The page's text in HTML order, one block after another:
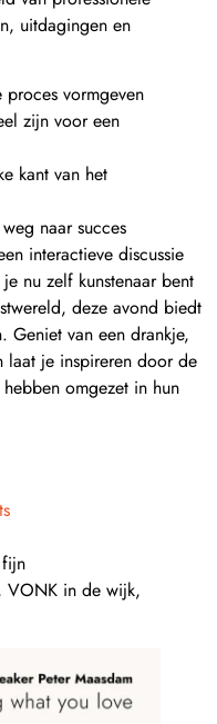
uitdagingen en
proces vormgeven
zijn voor een
kant van het
naar succes
interactieve discussie
nu zelf kunstenaar bent
deze avond biedt
Geniet van een drankje,
laat je inspireren door de
omgezet in hun
in de wijk,